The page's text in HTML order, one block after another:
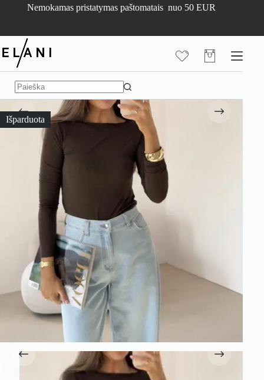
Nemokamas pristatymas paštomatais nuo 50 EUR
Pirkinių
krepšelis
No
results
Išparduota